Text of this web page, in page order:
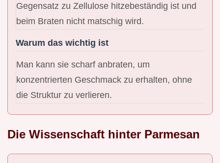
Gegensatz zu Zellulose hitzebeständig ist und
beim Braten nicht matschig wird.
Warum das wichtig ist
Man kann sie scharf anbraten, um
konzentrierten Geschmack zu erhalten, ohne
die Struktur zu verlieren.
Die Wissenschaft hinter Parmesan